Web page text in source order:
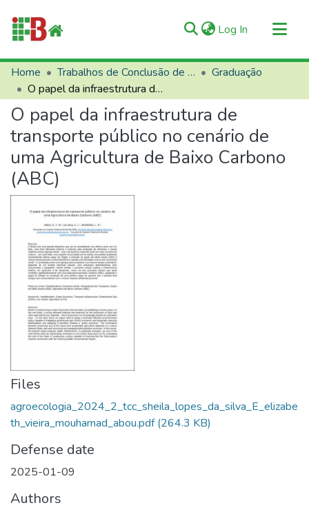
Log In (current)
Communities & Collections
All of RIIFB
Manuals and Terms
Statistics
About RIIFB
Help
Home Trabalhos de Conclusão de Curso (TCCs)
Graduação
O papel da infraestrutura de transporte público no cenário de uma Agricultura de Baixo Carbono (ABC)
O papel da infraestrutura de
transporte público no cenário de
uma Agricultura de Baixo Carbono
(ABC)
Files
agroecologia_2024_2_tcc_sheila_lopes_da_silva_E_elizabe
th_vieira_mouhamad_abou.pdf(264.3 KB)
Defense date
2025-01-09
Authors